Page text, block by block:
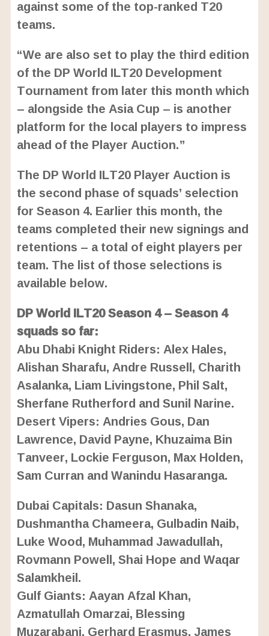
against some of the top-ranked T20
teams.
“We are also set to play the third edition
of the DP World ILT20 Development
Tournament from later this month which
– alongside the Asia Cup – is another
platform for the local players to impress
ahead of the Player Auction.”
The DP World ILT20 Player Auction is
the second phase of squads’ selection
for Season 4. Earlier this month, the
teams completed their new signings and
retentions – a total of eight players per
team. The list of those selections is
available below.
DP World ILT20 Season 4 – Season 4
squads so far:
Abu Dhabi Knight Riders: Alex Hales,
Alishan Sharafu, Andre Russell, Charith
Asalanka, Liam Livingstone, Phil Salt,
Sherfane Rutherford and Sunil Narine.
Desert Vipers: Andries Gous, Dan
Lawrence, David Payne, Khuzaima Bin
Tanveer, Lockie Ferguson, Max Holden,
Sam Curran and Wanindu Hasaranga.
Dubai Capitals: Dasun Shanaka,
Dushmantha Chameera, Gulbadin Naib,
Luke Wood, Muhammad Jawadullah,
Rovmann Powell, Shai Hope and Waqar
Salamkheil.
Gulf Giants: Aayan Afzal Khan,
Azmatullah Omarzai, Blessing
Muzarabani, Gerhard Erasmus, James